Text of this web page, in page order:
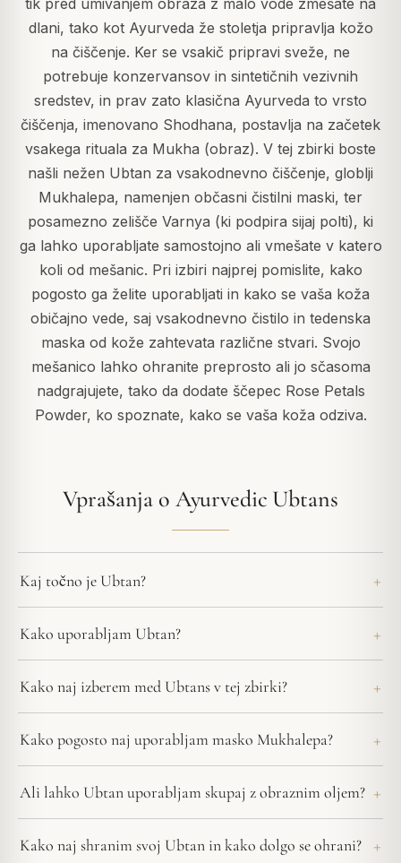
tik pred umivanjem obraza z malo vode zmešate na
dlani, tako kot Ayurveda že stoletja pripravlja kožo
na čiščenje. Ker se vsakič pripravi sveže, ne
potrebuje konzervansov in sintetičnih vezivnih
sredstev, in prav zato klasična Ayurveda to vrsto
čiščenja, imenovano Shodhana, postavlja na začetek
vsakega rituala za Mukha (obraz). V tej zbirki boste
našli nežen Ubtan za vsakodnevno čiščenje, globlji
Mukhalepa, namenjen občasni čistilni maski, ter
posamezno zelišče Varnya (ki podpira sijaj polti), ki
ga lahko uporabljate samostojno ali vmešate v katero
koli od mešanic. Pri izbiri najprej pomislite, kako
pogosto ga želite uporabljati in kako se vaša koža
običajno vede, saj vsakodnevno čistilo in tedenska
maska od kože zahtevata različne stvari. Svojo
mešanico lahko ohranite preprosto ali jo sčasoma
nadgrajujete, tako da dodate ščepec Rose Petals
Powder, ko spoznate, kako se vaša koža odziva.
Vprašanja o Ayurvedic Ubtans
Kaj točno je Ubtan?
Kako uporabljam Ubtan?
Kako naj izberem med Ubtans v tej zbirki?
Kako pogosto naj uporabljam masko Mukhalepa?
Ali lahko Ubtan uporabljam skupaj z obraznim oljem?
Kako naj shranim svoj Ubtan in kako dolgo se ohrani?